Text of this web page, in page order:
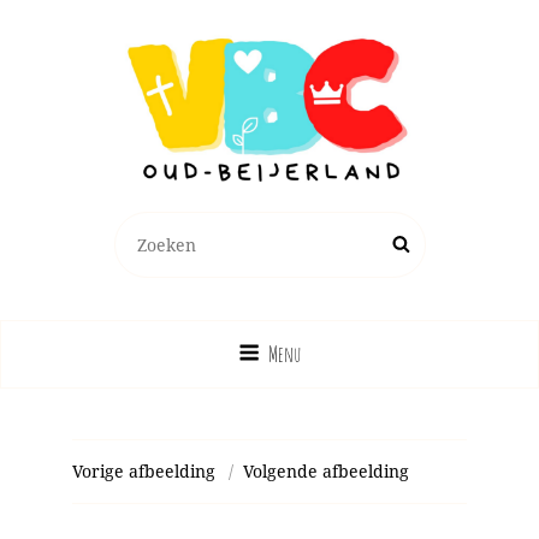
naar:
Zoek
Menu
Vorige afbeelding Volgende afbeelding